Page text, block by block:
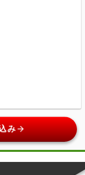
みarrow_forward